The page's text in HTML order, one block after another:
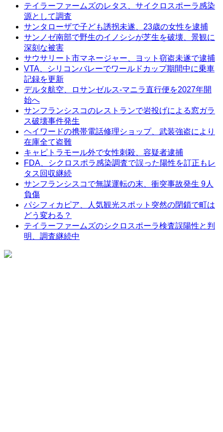
テイラーファームズのレタス、サイクロスポーラ感染
源として調査
サンタローザで子ども誘拐未遂、23歳の女性を逮捕
サンノゼ南部で野生のイノシシが芝生を破壊、景観に
深刻な被害
サウサリート市マネージャー、ヨット窃盗未遂で逮捕
VTA、シリコンバレーでワールドカップ期間中に乗車
記録を更新
デルタ航空、ロサンゼルス-マニラ直行便を2027年開
始へ
サンフランシスコのレストランで岩投げによる窓ガラ
ス破壊事件発生
ヘイワードの携帯電話修理ショップ、武装強盗により
在庫全て盗難
キャピトラモール外で女性刺殺、容疑者逮捕
FDA、シクロスポラ感染調査で誤った陽性を訂正もレ
タス回収継続
サンフランシスコで無謀運転の末、衝突事故発生 9人
負傷
パシフィカピア、人気観光スポット突然の閉鎖で町は
どう変わる？
テイラーファームズのシクロスポーラ検査誤陽性と判
明、調査継続中